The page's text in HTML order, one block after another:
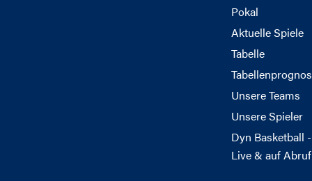
Pokal
Aktuelle Spiele
Tabelle
Unsere Teams
Unsere Spieler
Dyn Basketball -
Live & auf Abruf